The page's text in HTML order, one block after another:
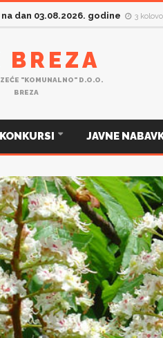
dan 03.08.2026. godine 3
BREZA
"KOMUNALNO" D.O.O.
BREZA
KONKURSI JAVNE